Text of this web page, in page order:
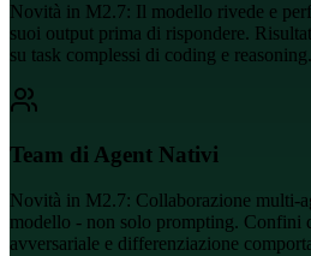
Novità in M2.7: Il modello rivede e
suoi output prima di rispondere.
su task complessi di coding e reasoning.
Team di Agent Nativi
Novità in M2.7: Collaborazione multi-
modello - non solo prompting. Confini
avversariale e differenziazione